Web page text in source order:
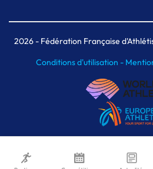
Meeting de Paris
MAIF Ekiden de
2026- Fédération Française
Conditions d'utilisation -